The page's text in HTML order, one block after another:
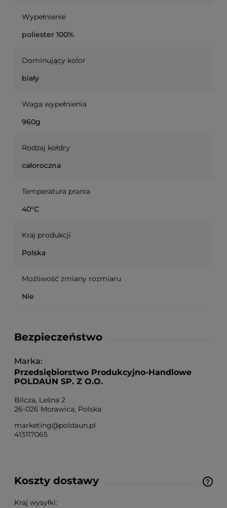
Wypełnienie
poliester 100%
Dominujący kolor
biały
Waga wypełnienia
960g
Rodzaj kołdry
całoroczna
Temperatura prania
40°C
Kraj produkcji
Polska
Możliwość zmiany rozmiaru
Nie
Bezpieczeństwo
Marka
Przedsiębiorstwo Produkcyjno-Handlowe
POLDAUN SP. Z O.O.
Bilcza, Leśna 2
26-026 Morawica, Polska
marketing@poldaun.pl
413117065
Koszty dostawy
Cena nie zawiera ewentualnych kosztów płatności
Kraj wysyłki: